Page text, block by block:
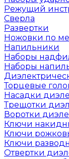
Режущий
Сверла
Развертки
Ножовки по
Напильники
Наборы
Наборы
Торцевые
Насадки
Трещотки
Воротки
Ключи
Ключи
Ключи
Отвертки